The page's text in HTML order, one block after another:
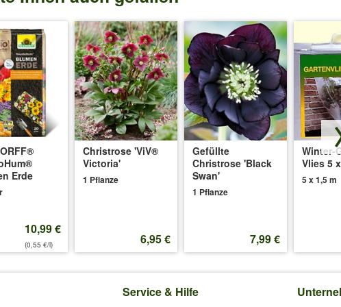
bekommen. Kann ich diese nach draussen im Topf stellen? Mfg Christina
werden und dann im Freien stehen.
:
an einem Standort gepflanzt werden, der überwiegend sonnig ist? Ist dem
die Blüten dann schneller.
sehen toll aus. in ihrer Artikelbeschreibung steht sonniger Standort. auf
im Schatten stehen sollte?
Erde
10,99 €
(0,55 €/l)
Christrose 'ViV®
Victoria'
1 Pflanze
6,95 €
Gefüllte
Christrose 'Black
Swan'
1 Pflanze
7,99 €
Winter-
Vlies 5 x
5 x 1,5 m
Service & Hilfe